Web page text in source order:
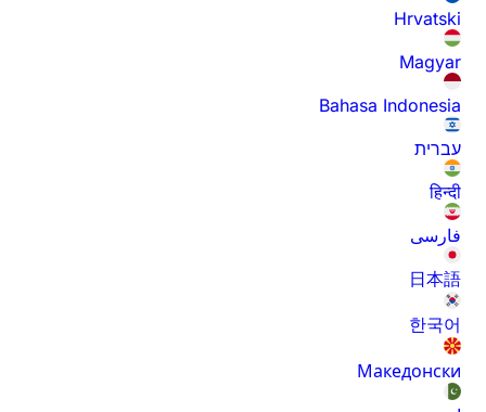
Hrvatski
Magyar
Bahasa Indonesia
עברית
हिन्दी
فارسی
日本語
한국어
Македонски